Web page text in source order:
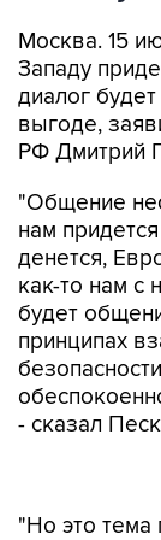
Москва. 15
Западу
диалог
выгоде,
РФ Дмитрий
"Общение
нам
денется,
как-то нам с
будет
принципах
- сказал
"Но это тема